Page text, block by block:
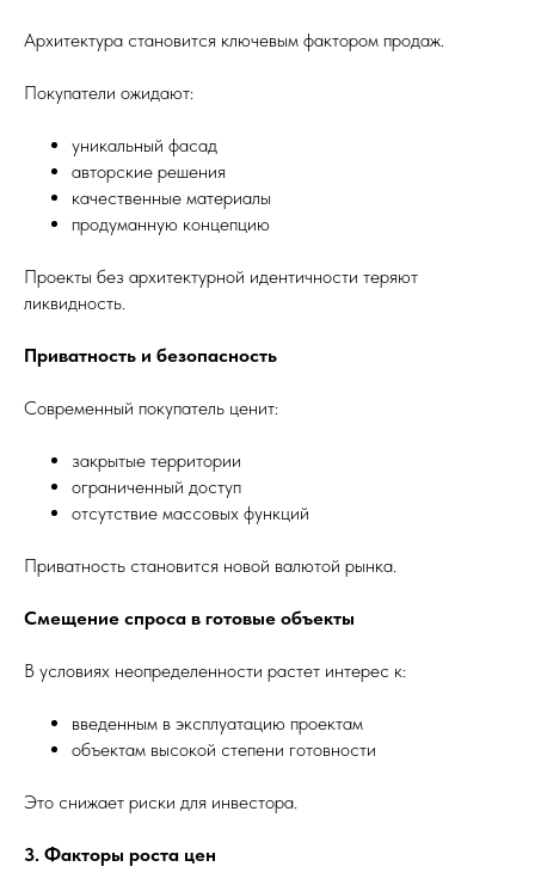
Архитектура становится ключевым фактором продаж.
Покупатели ожидают:
уникальный фасад
авторские решения
качественные материалы
продуманную концепцию
Проекты без архитектурной идентичности теряют
ликвидность.
Приватность и безопасность
Современный покупатель ценит:
закрытые территории
ограниченный доступ
отсутствие массовых функций
Приватность становится новой валютой рынка.
Смещение спроса в готовые объекты
В условиях неопределенности растет интерес к:
введенным в эксплуатацию проектам
объектам высокой степени готовности
Это снижает риски для инвестора.
3. Факторы роста цен